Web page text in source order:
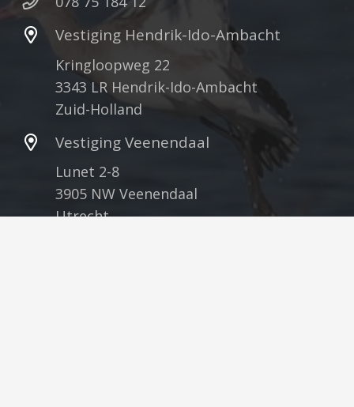
Vestiging Hendrik-Ido-Ambacht
Kringloopweg 22
3343 LR Hendrik-Ido-Ambacht
Zuid-Holland
Vestiging Veenendaal
Lunet 2-8
3905 NW Veenendaal
Utrecht